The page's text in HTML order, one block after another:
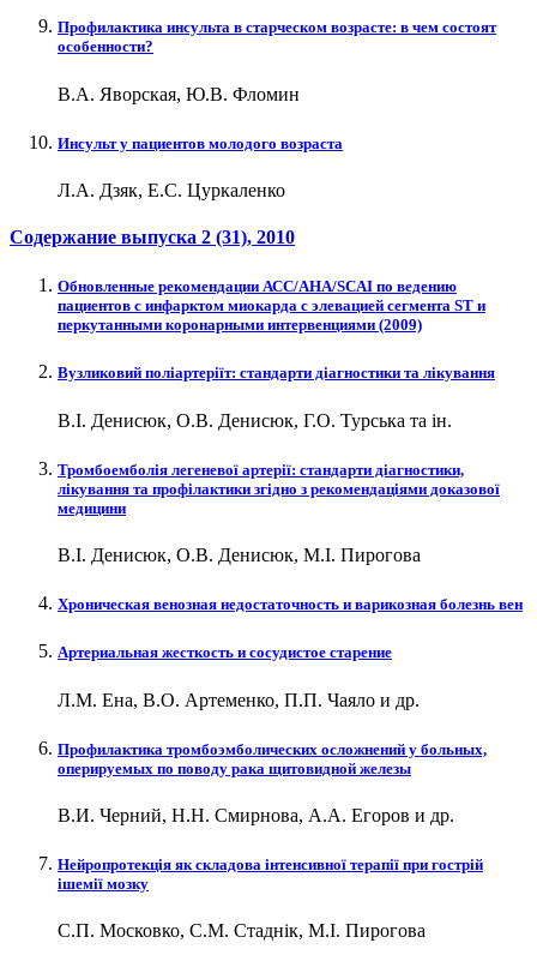
Профилактика инсульта в старческом возрасте: в чем состоят
особенности?
В.А. Яворская, Ю.В. Фломин
Инсульт у пациентов молодого возраста
Л.А. Дзяк, Е.С. Цуркаленко
Содержание выпуска 2 (31), 2010
Обновленные рекомендации АСС/АНА/SCAI по ведению
пациентов с инфарктом миокарда с элевацией сегмента ST и
перкутанными коронарными интервенциями (2009)
Вузликовий поліартеріїт: стандарти діагностики та лікування
В.І. Денисюк, О.В. Денисюк, Г.О. Турська та ін.
Тромбоемболія легеневої артерії: стандарти діагностики,
лікування та профілактики згідно з рекомендаціями доказової
медицини
В.І. Денисюк, О.В. Денисюк, М.І. Пирогова
Хроническая венозная недостаточность и варикозная болезнь вен
Артериальная жесткость и сосудистое старение
Л.М. Ена, В.О. Артеменко, П.П. Чаяло и др.
Профилактика тромбоэмболических осложнений у больных,
оперируемых по поводу рака щитовидной железы
В.И. Черний, Н.Н. Смирнова, А.А. Егоров и др.
Нейропротекція як складова інтенсивної терапії при гострій
ішемії мозку
С.П. Московко, С.М. Стаднік, М.І. Пирогова